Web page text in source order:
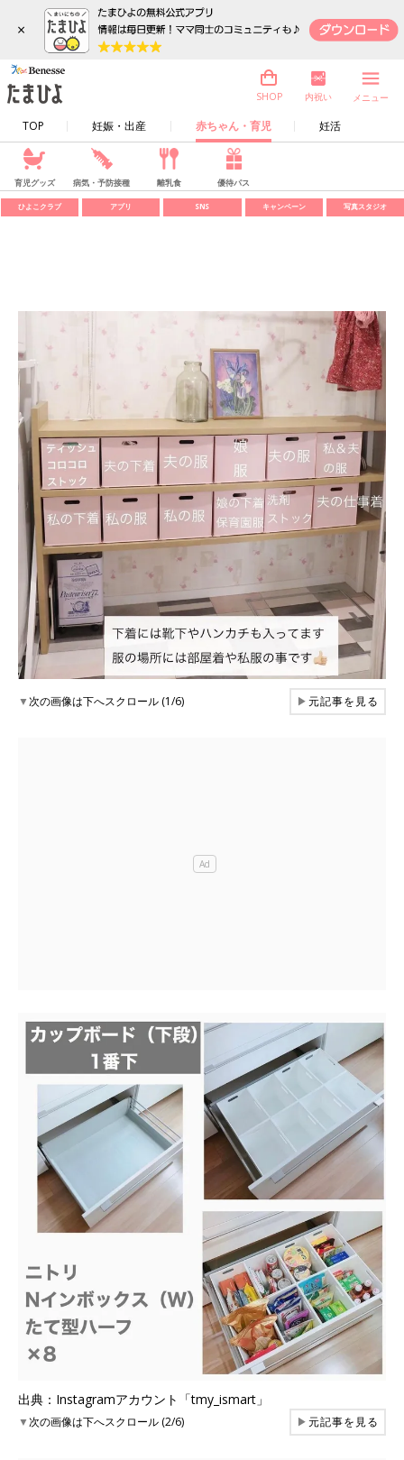
×
TOP 妊娠・出産 赤ちゃん・育児 妊活
SHOP 内祝い メニュー
育児グッズ 病気・予防接種 離乳食 優待パス
ひよこクラブ アプリ SNS キャンペーン 写真スタジオ
▼次の画像は下へスクロール (1/6) ▶元記事を見る
出典：Instagramアカウント「tmy_ismart」
▼次の画像は下へスクロール (2/6) ▶元記事を見る